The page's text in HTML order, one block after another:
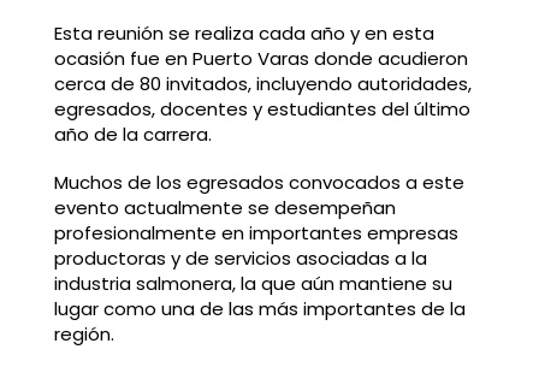
Esta reunión se realiza cada año y en esta
ocasión fue en Puerto Varas donde acudieron
cerca de 80 invitados, incluyendo autoridades,
egresados, docentes y estudiantes del último
año de la carrera.
Muchos de los egresados convocados a este
evento actualmente se desempeñan
profesionalmente en importantes empresas
productoras y de servicios asociadas a la
industria salmonera, la que aún mantiene su
lugar como una de las más importantes de la
región.